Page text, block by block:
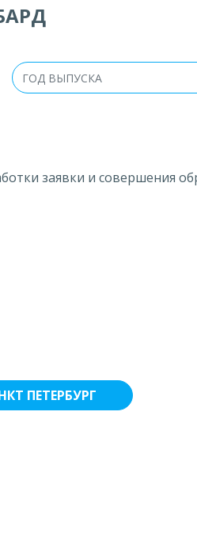
заявки и совершения
ПЕТЕРБУРГ